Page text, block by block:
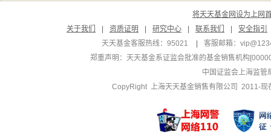
将天天基金网设为上网
关于我们
资质证明 研究中心 联系我们
安全指引
天天基金客服热线：95021
客服邮箱：
郑重声明： 天天基金系证监会批准的基金销售机构
中国证监会上海监管
CopyRight 上海天天基金销售有限公司 2011-